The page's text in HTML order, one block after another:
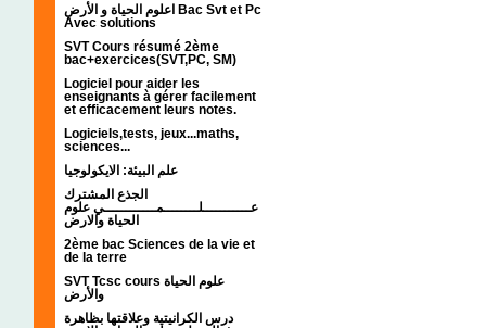
اعلوم الحياة و الأرض Bac Svt et Pc
Avec solutions
SVT Cours résumé 2ème
bac+exercices(SVT,PC, SM)
Logiciel pour aider les
enseignants à gérer facilement
et efficacement leurs notes.
Logiciels,tests, jeux...maths,
sciences...
علم البيئة: الايكولوجيا
الجذع المشترك
عـــــــــــلــــــــمــــــــــــي علوم
الحياة والارض
2ème bac Sciences de la vie et
de la terre
SVT Tcsc cours علوم الحياة
والأرض
درس الكرانيتية وعلاقتها بظاهرة